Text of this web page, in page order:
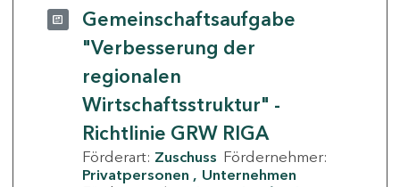
Gemeinschaftsaufgabe
"Verbesserung der
regionalen
Wirtschaftsstruktur" -
Richtlinie GRW RIGA
Förderart: Zuschuss Fördernehmer:
Privatpersonen
Unternehmen